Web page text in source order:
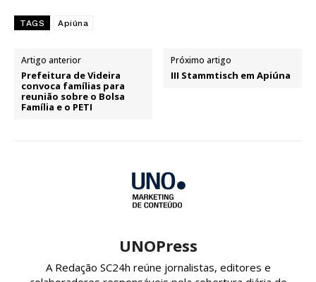
TAGS Apiúna
Artigo anterior
Prefeitura de Videira
convoca famílias para
reunião sobre o Bolsa
Família e o PETI
Próximo artigo
III Stammtisch em Apiúna
UNOPress
A Redação SC24h reúne jornalistas, editores e